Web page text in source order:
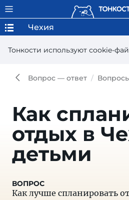
Тонкости используют сookie-
Чехия
Вопрос — ответ
Как
отдых в
детьми
Как лучше спланировать